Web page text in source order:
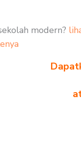
modern?